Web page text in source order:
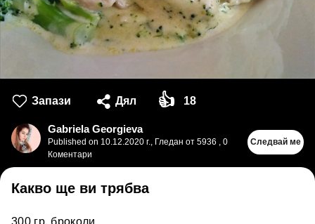
Запази Дял 👍 18
Gabriela Georgieva
Published on 10.12.2020 г., Гледан от 5936 , 0
Коментари
Следвай ме
Какво ще ви трябва